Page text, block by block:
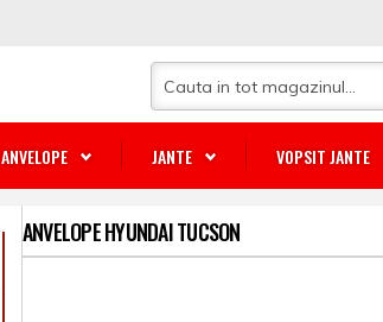
ANVELOPE JANTE VOPSIT JANTE
ANVELOPE HYUNDAI TUCSON